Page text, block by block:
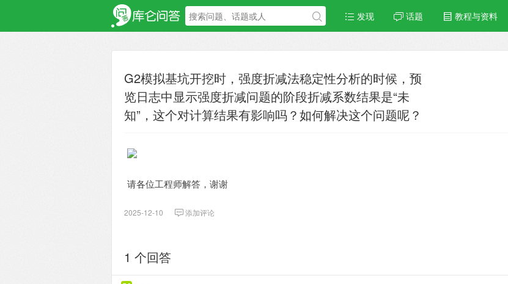
发现 话题 教程与资料
G2模拟基坑开挖时，强度折减法稳定性分析的时候，预
览日志中显示强度折减问题的阶段折减系数结果是“未
知”，这个对计算结果有影响吗？如何解决这个问题呢？
请各位工程师解答，谢谢
2025-12-10 添加评论
1 个回答